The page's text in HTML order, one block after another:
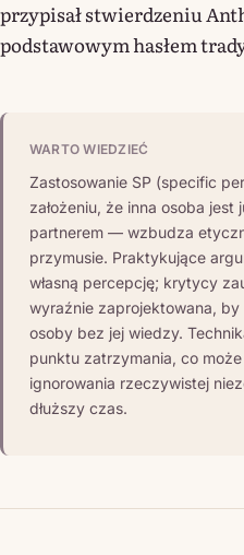
przypisał stwierdzeniu
podstawowym hasłem
WARTO WIEDZIEĆ
Zastosowanie SP (specific
założeniu, że inna osoba
partnerem — wzbudza
przymusie. Praktykujące
własną percepcję; krytycy
wyraźnie zaprojektowana,
osoby bez jej wiedzy.
punktu zatrzymania, co
ignorowania rzeczywistej
dłuższy czas.